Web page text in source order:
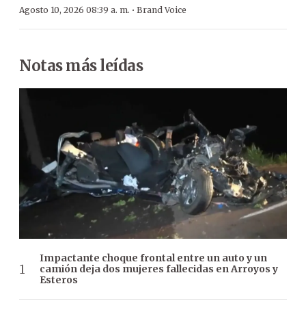
Agosto 10, 2026 08:39 a. m. · Brand Voice
Notas más leídas
Impactante choque frontal entre un auto y un
camión deja dos mujeres fallecidas en Arroyos y
Esteros